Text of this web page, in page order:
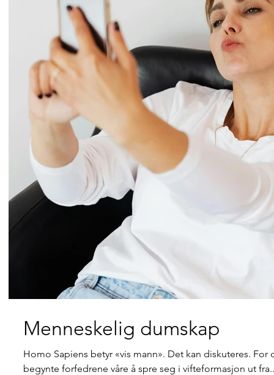
Menneskelig dumskap
Homo Sapiens betyr «vis mann». Det kan diskuteres. For
begynte forfedrene våre å spre seg i vifteformasjon ut